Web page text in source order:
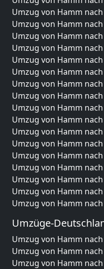
Umzug von Hamm
Umzug von Hamm
Umzug von Hamm
Umzug von Hamm
Umzug von Hamm
Umzug von Hamm
Umzug von Hamm
Umzug von Hamm
Umzug von Hamm
Umzug von Hamm
Umzug von Hamm
Umzug von Hamm
Umzug von Hamm
Umzug von Hamm
Umzug von Hamm
Umzug von Hamm
Umzug von Hamm
Umzüge-
Umzug von Hamm
Umzug von Hamm
Umzug von Hamm